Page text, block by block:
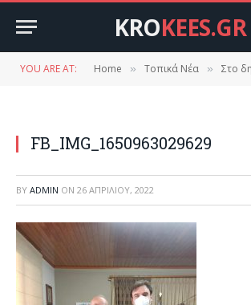
KROKEES.GR
YOU ARE AT: Home » Τοπικά Νέα » Στο
FB_IMG_1650963029629
BY ADMIN ON 26 ΑΠΡΙΛΊΟΥ, 2022